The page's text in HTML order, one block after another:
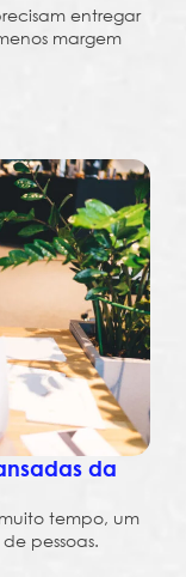
entregar
margem
da
tempo, um
pessoas.